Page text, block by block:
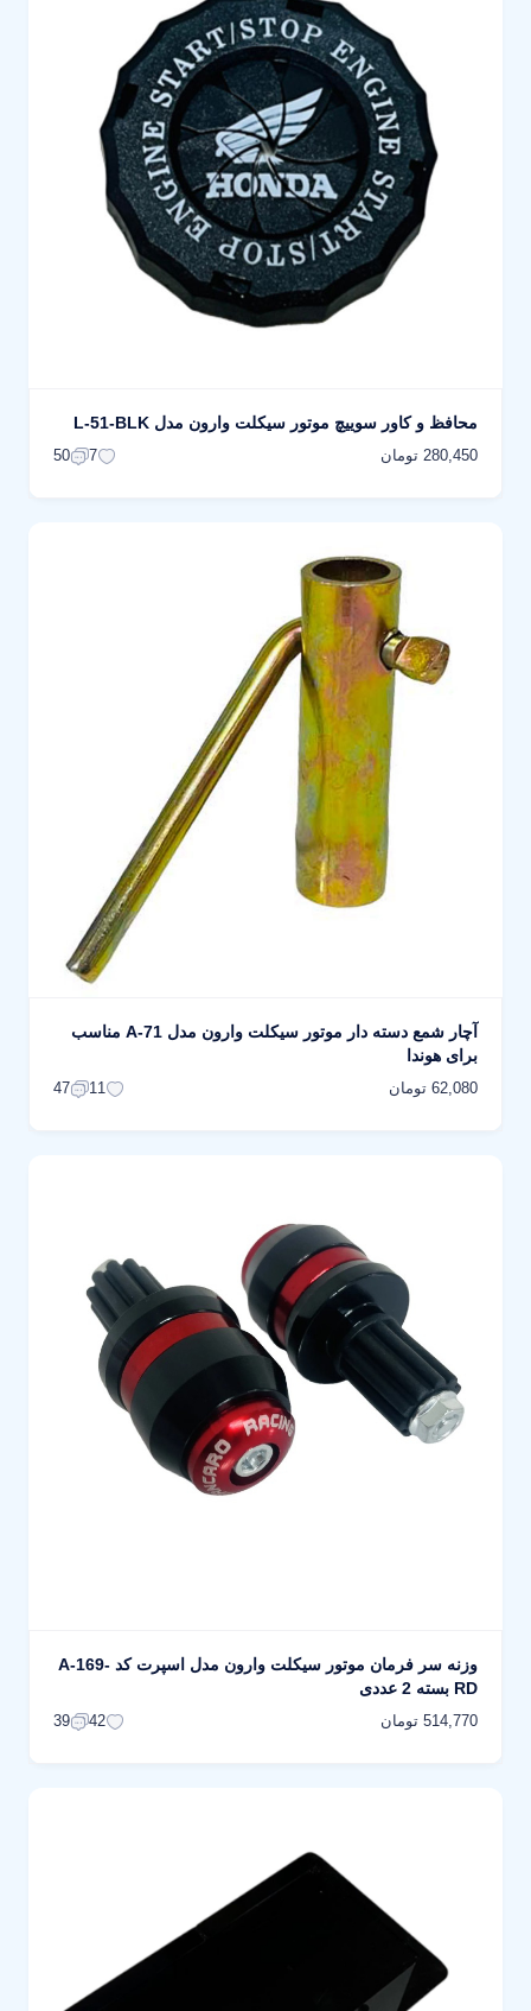
محافظ و کاور سوییچ موتور سیکلت وارون مدل L-51-BLK
280,450 تومان 7
50
آچار شمع دسته دار موتور سیکلت وارون مدل A-71 مناسب
برای هوندا
62,080 تومان 11
47
وزنه سر فرمان موتور سیکلت وارون مدل اسپرت کد A-169-
RD بسته 2 عددی
514,770 تومان 42
39